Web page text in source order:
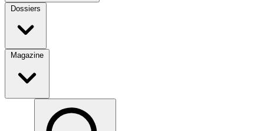
Dossiers
Magazine